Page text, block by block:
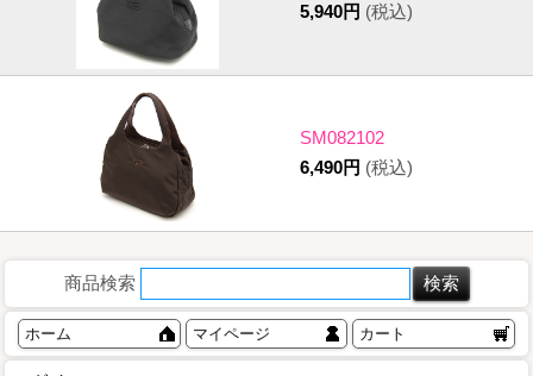
5,940円 (税込)
SM082102
6,490円 (税込)
商品検索
ホーム マイページ カート